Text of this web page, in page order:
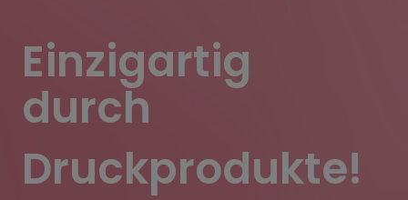
Einzigartig
durch
Druckprodukte!